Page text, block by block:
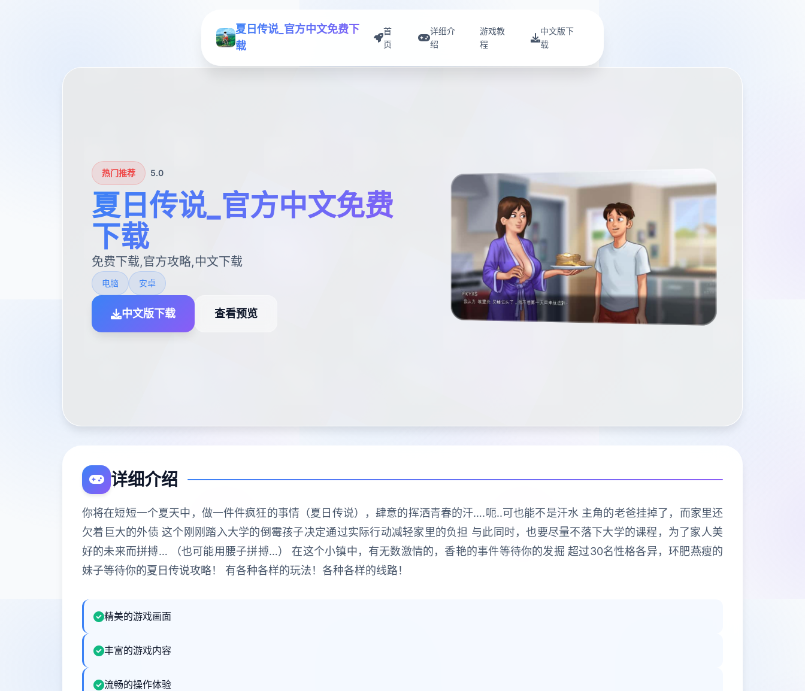
夏日传说_官方中文免费下
载
首
页
详细介
绍
游戏教
程
中文版下
载
热门推荐 5.0
夏日传说_官方中文免费
下载
免费下载,官方攻略,中文下载
电脑 安卓
中文版下载 查看预览
详细介绍
你将在短短一个夏天中，做一件件疯狂的事情（夏日传说），肆意的挥洒青春的汗….呃..可也能不是汗水 主角的老爸挂掉了，而家里还
欠着巨大的外债 这个刚刚踏入大学的倒霉孩子决定通过实际行动减轻家里的负担 与此同时，也要尽量不落下大学的课程，为了家人美
好的未来而拼搏… （也可能用腰子拼搏…） 在这个小镇中，有无数激情的，香艳的事件等待你的发掘 超过30名性格各异，环肥燕瘦的
妹子等待你的夏日传说攻略！ 有各种各样的玩法！各种各样的线路！
精美的游戏画面
丰富的游戏内容
流畅的操作体验